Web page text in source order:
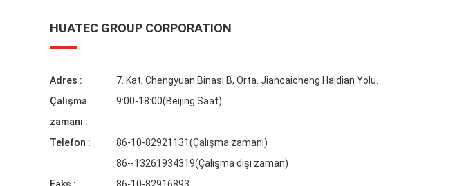
HUATEC GROUP CORPORATION
Adres :
7. Kat, Chengyuan Binası B, Orta. Jiancaicheng Haidian Yolu.
Çalışma
zamanı :
9:00-18:00(Beijing Saat)
Telefon :
86-10-82921131(Çalışma zamanı)
86--13261934319(Çalışma dışı zaman)